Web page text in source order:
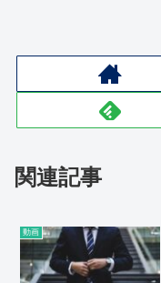
関連記事
動画